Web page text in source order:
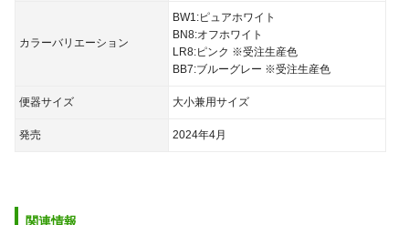
カラーバリエーション
BW1:ピュアホワイト
BN8:オフホワイト
LR8:ピンク ※受注生産色
BB7:ブルーグレー ※受注生産色
便器サイズ 大小兼用サイズ
発売 2024年4月
関連情報